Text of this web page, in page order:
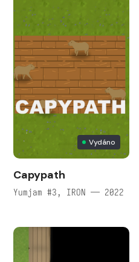
Vydáno
Capypath
Yumjam #3, IRON — 2022